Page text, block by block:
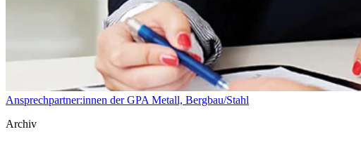
Ansprechpartner:innen der GPA Metall, Bergbau/Stahl
Archiv